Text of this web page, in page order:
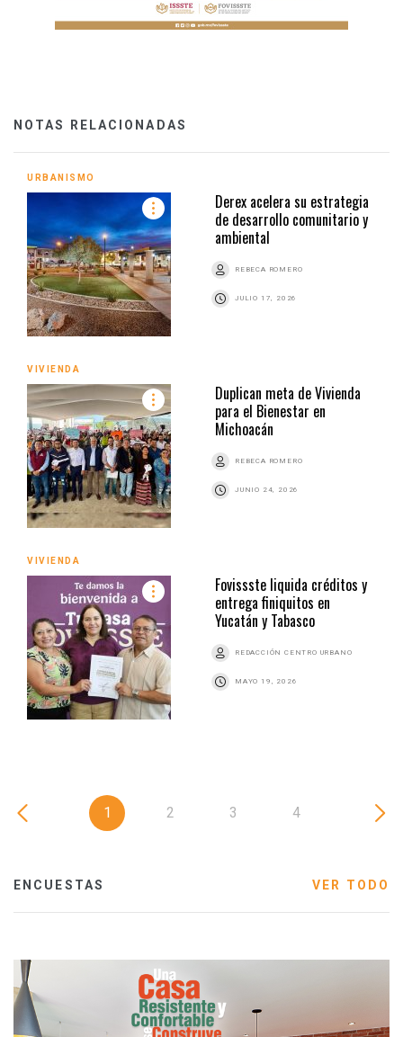
NOTAS RELACIONADAS
URBANISMO
Derex acelera su estrategia
de desarrollo comunitario y
ambiental
REBECA ROMERO
JULIO 17, 2026
VIVIENDA
Duplican meta de Vivienda
para el Bienestar en
Michoacán
REBECA ROMERO
JUNIO 24, 2026
VIVIENDA
Fovissste liquida créditos y
entrega finiquitos en
Yucatán y Tabasco
REDACCIÓN CENTRO URBANO
MAYO 19, 2026
1 2 3 4
ENCUESTAS VER TODO